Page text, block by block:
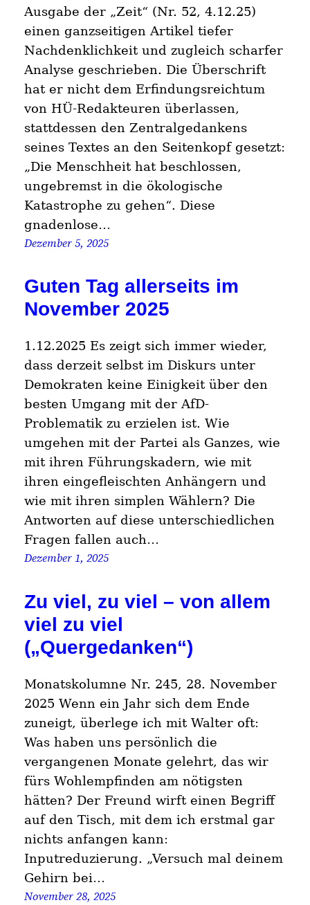
Ausgabe der „Zeit“ (Nr. 52, 4.12.25)
einen ganzseitigen Artikel tiefer
Nachdenklichkeit und zugleich scharfer
Analyse geschrieben. Die Überschrift
hat er nicht dem Erfindungsreichtum
von HÜ-Redakteuren überlassen,
stattdessen den Zentralgedankens
seines Textes an den Seitenkopf gesetzt:
„Die Menschheit hat beschlossen,
ungebremst in die ökologische
Katastrophe zu gehen“. Diese
gnadenlose…
Dezember 5, 2025
Guten Tag allerseits im
November 2025
1.12.2025 Es zeigt sich immer wieder,
dass derzeit selbst im Diskurs unter
Demokraten keine Einigkeit über den
besten Umgang mit der AfD-
Problematik zu erzielen ist. Wie
umgehen mit der Partei als Ganzes, wie
mit ihren Führungskadern, wie mit
ihren eingefleischten Anhängern und
wie mit ihren simplen Wählern? Die
Antworten auf diese unterschiedlichen
Fragen fallen auch…
Dezember 1, 2025
Zu viel, zu viel – von allem
viel zu viel
(„Quergedanken“)
Monatskolumne Nr. 245, 28. November
2025 Wenn ein Jahr sich dem Ende
zuneigt, überlege ich mit Walter oft:
Was haben uns persönlich die
vergangenen Monate gelehrt, das wir
fürs Wohlempfinden am nötigsten
hätten? Der Freund wirft einen Begriff
auf den Tisch, mit dem ich erstmal gar
nichts anfangen kann:
Inputreduzierung. „Versuch mal deinem
Gehirn bei…
November 28, 2025